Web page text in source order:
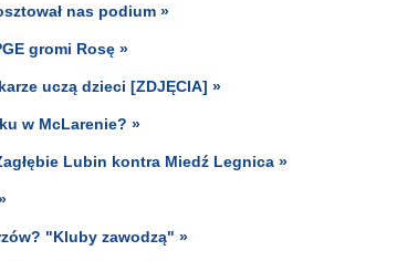
nas podium »
gromi Rosę »
uczą dzieci [ZDJĘCIA] »
w McLarenie? »
Lubin kontra Miedź Legnica »
"Kluby zawodzą" »